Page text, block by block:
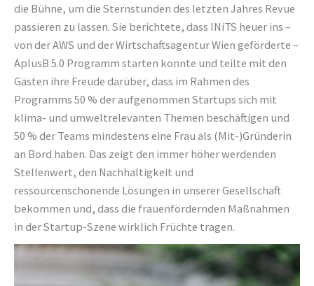
die Bühne, um die Sternstunden des letzten Jahres Revue
passieren zu lassen. Sie berichtete, dass INiTS heuer ins –
von der AWS und der Wirtschaftsagentur Wien geförderte –
AplusB 5.0 Programm starten konnte und teilte mit den
Gästen ihre Freude darüber, dass im Rahmen des
Programms 50 % der aufgenommen Startups sich mit
klima- und umweltrelevanten Themen beschäftigen und
50 % der Teams mindestens eine Frau als (Mit-)Gründerin
an Bord haben. Das zeigt den immer höher werdenden
Stellenwert, den Nachhaltigkeit und
ressourcenschonende Lösungen in unserer Gesellschaft
bekommen und, dass die frauenfördernden Maßnahmen
in der Startup-Szene wirklich Früchte tragen.